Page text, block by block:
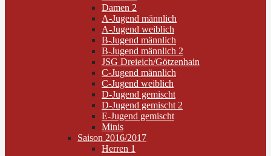
Damen 2
A-Jugend männlich
A-Jugend weiblich
B-Jugend männlich
B-Jugend männlich 2
JSG Dreieich/Götzenhain
C-Jugend männlich
C-Jugend weiblich
D-Jugend gemischt
D-Jugend gemischt 2
E-Jugend gemischt
Minis
Saison 2016/2017
Herren 1